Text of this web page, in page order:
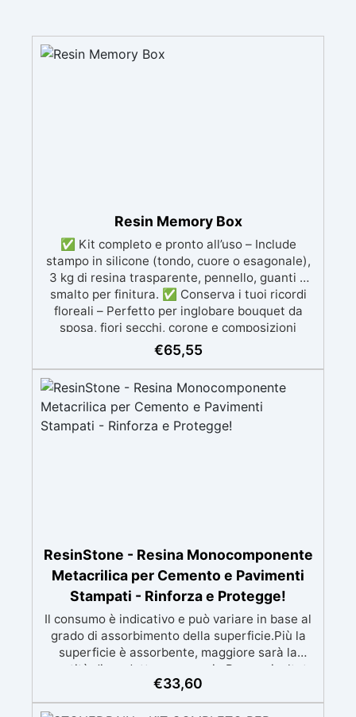
Resin Memory Box
✅ Kit completo e pronto all’uso – Include
stampo in silicone (tondo, cuore o esagonale),
3 kg di resina trasparente, pennello, guanti e
smalto per finitura. ✅ Conserva i tuoi ricordi
floreali – Perfetto per inglobare bouquet da
sposa, fiori secchi, corone e composizioni
artistiche. ✅ Trasparenza cristallina e
durevole – Resina epossidica anti-ingiallimento,
ideale per inglobamenti profondi e limpidi. ✅
Facile anche per principianti – Istruzioni
dettagliate passo-passo e tecnica guidata per
risultati sicuri. ✅ Creazioni personalizzabili –
€65,55
ResinStone - Resina Monocomponente
Metacrilica per Cemento e Pavimenti
Stampati - Rinforza e Protegge!
Il consumo è indicativo e può variare in base al
grado di assorbimento della superficie.Più la
superficie è assorbente, maggiore sarà la
quantità di prodotto necessaria.Per un risultato
ottimale, consigliamo di acquistare una
quantità sufficiente per l’applicazione di almeno
€33,60